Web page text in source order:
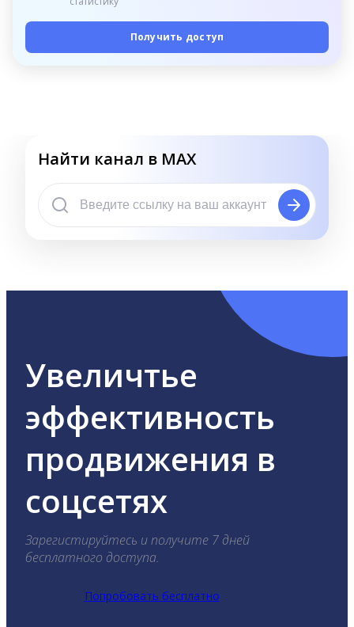
Получить доступ
Найти канал в MAX
Увеличтье
эффективность
продвижения в
соцсетях
Зарегистируйтесь и получите 7 дней
бесплатного доступа.
Попробовать бесплатно